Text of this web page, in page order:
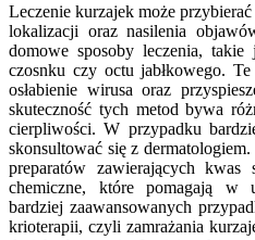
Leczenie kurzajek może
lokalizacji oraz nasilenia
domowe sposoby leczenia,
czosnku czy octu jabłkowego.
osłabienie wirusa oraz
skuteczność tych metod bywa
cierpliwości. W przypadku
skonsultować się z
preparatów zawierających
chemiczne, które pomagają w
bardziej zaawansowanych
krioterapii, czyli zamrażania